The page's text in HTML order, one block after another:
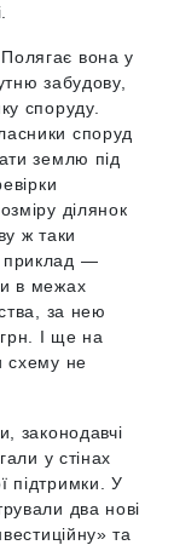
Полягає вона у
забудову,
споруду.
споруд
землю під
ділянок
ж таки
приклад —
в межах
за нею
І ще на
схему не
законодавчі
у стінах
підтримки. У
два нові
та